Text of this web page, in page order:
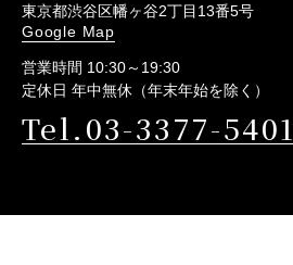
東京都渋谷区幡ヶ谷2丁目13番5号
Google Map
営業時間 10:30～19:30
定休日 年中無休（年末年始を除く）
Tel.03-3377-5401